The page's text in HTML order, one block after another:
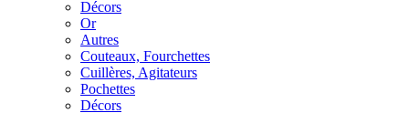
Décors
Or
Autres
Couteaux, Fourchettes
Cuillères, Agitateurs
Pochettes
Décors